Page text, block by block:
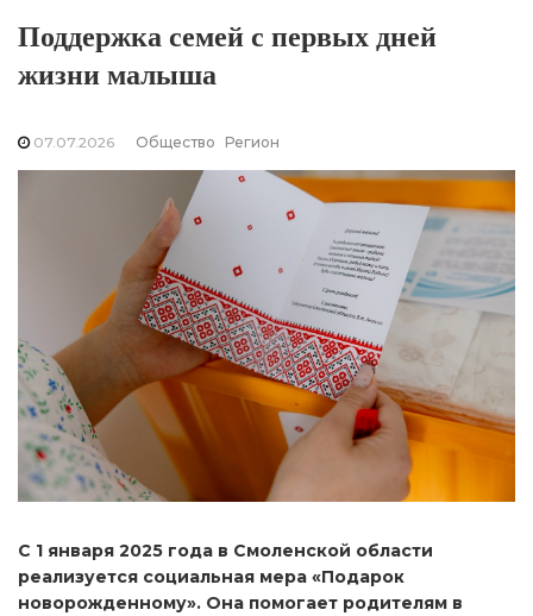
Поддержка семей с первых дней
жизни малыша
07.07.2026 Общество Регион
С 1 января 2025 года в Смоленской области
реализуется социальная мера «Подарок
новорожденному». Она помогает родителям в